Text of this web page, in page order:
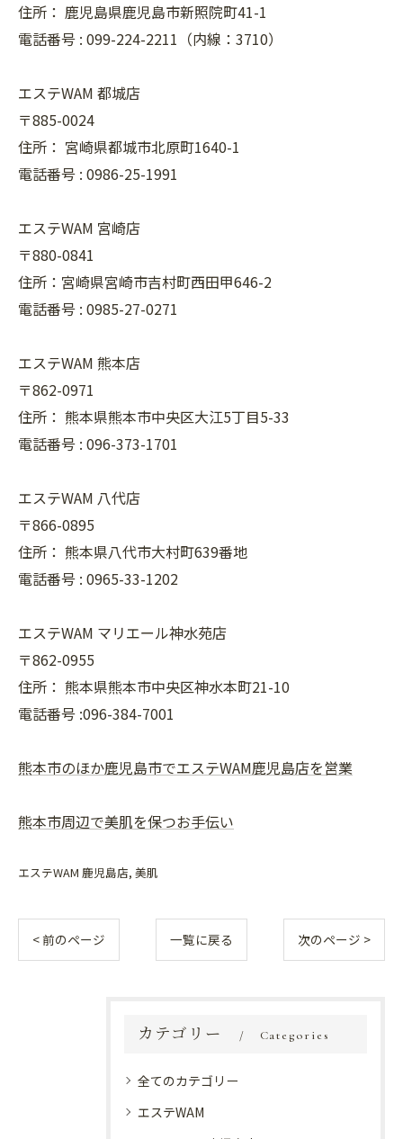
住所： 鹿児島県鹿児島市新照院町41-1
電話番号 : 099-224-2211（内線：3710）
エステWAM 都城店
〒885-0024
住所： 宮崎県都城市北原町1640-1
電話番号 : 0986-25-1991
エステWAM 宮崎店
〒880-0841
住所：宮崎県宮崎市吉村町西田甲646-2
電話番号 : 0985-27-0271
エステWAM 熊本店
〒862-0971
住所： 熊本県熊本市中央区大江5丁目5-33
電話番号 : 096-373-1701
エステWAM 八代店
〒866-0895
住所： 熊本県八代市大村町639番地
電話番号 : 0965-33-1202
エステWAM マリエール神水苑店
〒862-0955
住所： 熊本県熊本市中央区神水本町21-10
電話番号 :096-384-7001
熊本市のほか鹿児島市でエステWAM鹿児島店を営業
熊本市周辺で美肌を保つお手伝い
エステWAM 鹿児島店 美肌
< 前のページ 一覧に戻る 次のページ >
カテゴリー Categories
全てのカテゴリー
エステWAM